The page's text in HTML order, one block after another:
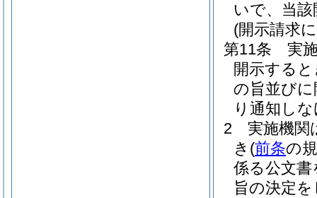
いで、当
(開示請求
第11条
実
開示する
の旨並び
り通知し
2
実施機関
き (前条の
係る公文
旨の決定